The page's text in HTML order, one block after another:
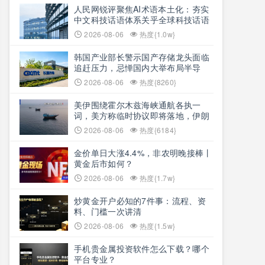
人民网锐评聚焦AI术语本土化：夯实
中文科技话语体系关乎全球科技话语
权争夺
2026-08-06 热度{1.0w}
韩国产业部长警示国产存储龙头面临
追赶压力，忌惮国内大举布局半导
体，呼吁加码本土资本投入避免优势
流失
2026-08-06 热度{8260}
美伊围绕霍尔木兹海峡通航各执一
词，美方称临时协议即将落地，伊朗
坚称仅与阿曼双边磋商、通航恢复取
决于美方态度
2026-08-06 热度{6184}
金价单日大涨4.4%，非农明晚接棒丨
黄金后市如何？
2026-08-06 热度{1.7w}
炒黄金开户必知的7件事：流程、资
料、门槛一次讲清
2026-08-06 热度{1.5w}
手机贵金属投资软件怎么下载？哪个
平台专业？